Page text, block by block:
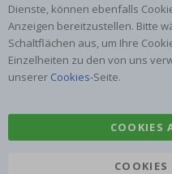
Dienste, können ebenfalls
Anzeigen bereitzustellen. Bitte
Schaltflächen aus, um Ihre
Einzelheiten zu den von uns
unserer Cookies-Seite.
COOKIES
COOKIES